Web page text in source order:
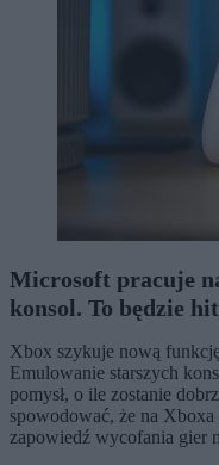
Microsoft pracuje
konsol. To będzie
Xbox szykuje nową
Emulowanie starszych
pomysł, o ile zostanie
spowodować, że na
zapowiedź wycofania gier